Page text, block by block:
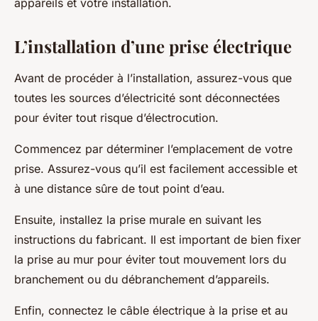
L’installation d’une prise électrique
Avant de procéder à l’installation, assurez-vous que
toutes les sources d’électricité sont déconnectées
pour éviter tout risque d’électrocution.
Commencez par déterminer l’emplacement de votre
prise. Assurez-vous qu’il est facilement accessible et
à une distance sûre de tout point d’eau.
Ensuite, installez la prise murale en suivant les
instructions du fabricant. Il est important de bien fixer
la prise au mur pour éviter tout mouvement lors du
branchement ou du débranchement d’appareils.
Enfin, connectez le câble électrique à la prise et au